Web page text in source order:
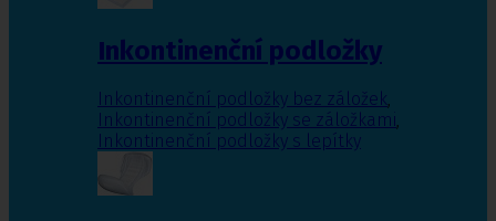
Inkontinenční podložky
Inkontinenční podložky bez záložek,
Inkontinenční podložky se záložkami,
Inkontinenční podložky s lepítky